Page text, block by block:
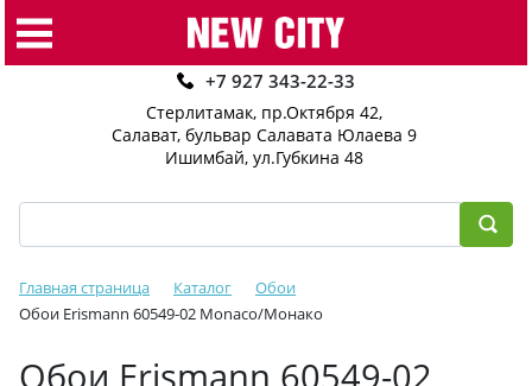
+7 927 343-22-33
Стерлитамак, пр.Октября 42,
Салават, бульвар Салавата Юлаева 9
Ишимбай, ул.Губкина 48
Главная страница Каталог
Обои
Обои Erismann 60549-02 Monaco/Монако
Обои Erismann 60549-02